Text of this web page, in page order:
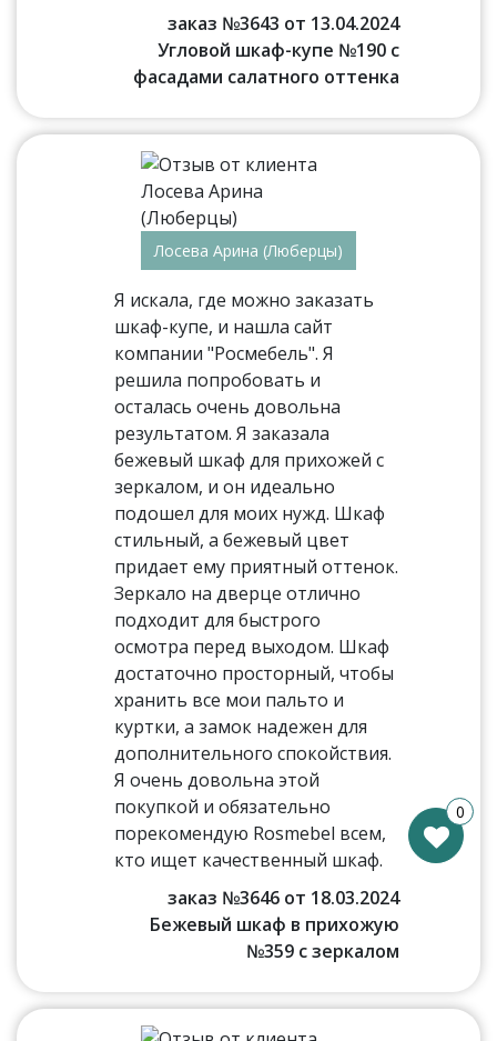
заказ №3643 от 13.04.2024
Угловой шкаф-купе №190 с
фасадами салатного оттенка
Лосева Арина (Люберцы)
Я искала, где можно заказать
шкаф-купе, и нашла сайт
компании "Росмебель". Я
решила попробовать и
осталась очень довольна
результатом. Я заказала
бежевый шкаф для прихожей с
зеркалом, и он идеально
подошел для моих нужд. Шкаф
стильный, а бежевый цвет
придает ему приятный оттенок.
Зеркало на дверце отлично
подходит для быстрого
осмотра перед выходом. Шкаф
достаточно просторный, чтобы
хранить все мои пальто и
куртки, а замок надежен для
дополнительного спокойствия.
Я очень довольна этой
покупкой и обязательно
порекомендую Rosmebel всем,
кто ищет качественный шкаф.
заказ №3646 от 18.03.2024
Бежевый шкаф в прихожую
№359 с зеркалом
0